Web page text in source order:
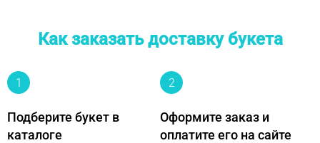
Как заказать доставку букета
1
Подберите букет в
каталоге
2
Оформите заказ и
оплатите его на сайте